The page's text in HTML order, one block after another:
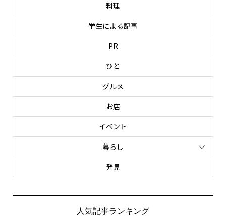
料理
学生による記事
PR
ひと
グルメ
お店
イベント
暮らし
発見
人気記事ランキング